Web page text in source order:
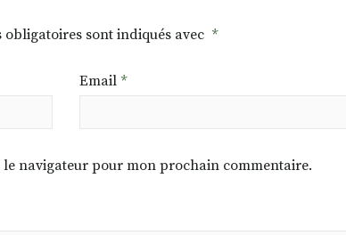
obligatoires sont indiqués avec *
Email *
navigateur pour mon prochain commentaire.